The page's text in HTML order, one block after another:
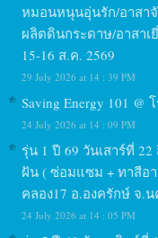
หมอนหนุนอุ่นรัก/อาสา
ผลิตดินกระดาษ/อาสาเ
15-16 ส.ค. 2569
29 July 2026 at 14 : 39 PM
Saving Energy 101 @
24 July 2026 at 14 : 09 PM
รุ่น 1 ปี 69 วันเสาร์ที่
ฝัน ( ซ่อมแซม + ทาสีอา
คลอง17 อ.องครักษ์ จ.
24 July 2026 at 14 : 05 PM